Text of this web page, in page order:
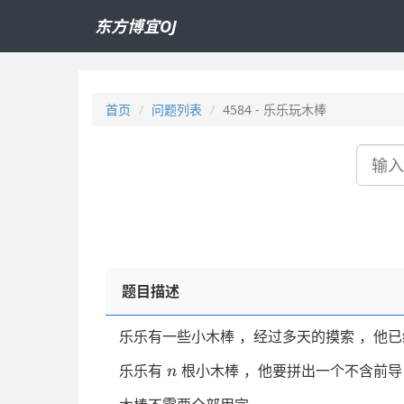
东方博宜OJ
首页 问题列表 4584 - 乐乐玩木棒
搜
题目描述
乐乐有一些小木棒 ，经过多天的摸索 ，他
乐乐有 n
n 根小木棒 ，他要拼出⼀个不含前